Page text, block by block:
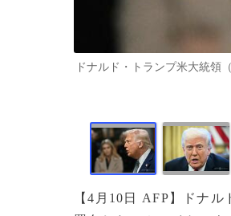
ドナルド・トランプ米大統領
【4月10日 AFP】ドナ